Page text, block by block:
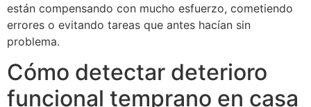
están compensando con mucho esfuerzo, cometiendo
errores o evitando tareas que antes hacían sin
problema.
Cómo detectar deterioro
funcional temprano en casa